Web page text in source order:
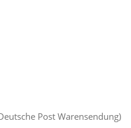
Post Warensendung)